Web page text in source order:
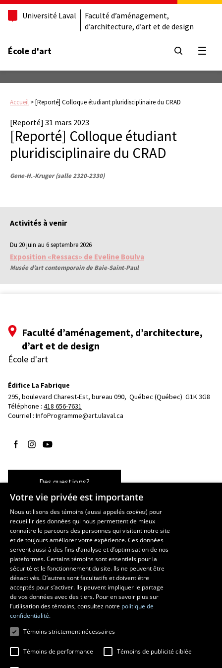
Université Laval
Faculté d’aménagement,
d’architecture, d’art et de design
École d'art
Accueil >[Reporté] Colloque étudiant pluridisciplinaire du CRAD
[Reporté] 31 mars 2023
[Reporté] Colloque étudiant
pluridisciplinaire du CRAD
Gene-H.-Kruger (salle 2320-2330)
Activités à venir
Du 20 juin au 6 septembre 2026
Exposition «Ressacs» de Eveline Boulva
Musée d’art contemporain de Baie-Saint-Paul
Faculté d’aménagement, d’architecture,
d’art et de design
École d'art
Édifice La Fabrique
295, boulevard Charest-Est, bureau 090, Québec (Québec)  G1K 3G8
Téléphone : 418 656-7631
Courriel : InfoProgramme@art.ulaval.ca
Suivez-nous sur Facebook
Suivez-nous sur Instagram
Suivez-nous sur YouTube
Des questions?
Les écoles et la recherche
École supérieure d’aménagement du territoire et de développement
régional
École d’architecture
École de design
Centre de recherche en aménagement et développement
Votre vie privée est importante
Nous utilisons des témoins (aussi appeléscookies) pour
recueillir des données qui nous permettent de mieux
connaître le parcours des personnes qui visitent notre site
et de toujours améliorer votre expérience. Ces données
servent aussi à des fins d’analyse et d’optimisation de nos
plateformes. Certains témoins sont essentiels pour la
sécurité et le fonctionnement du site. Ils ne peuvent être
désactivés. D’autres sont facultatifs et doivent être
acceptés pour s’activer. Ils peuvent impliquer le partage
de vos données avec des tiers. Pour en savoir plus sur
l’utilisation des témoins, consultez notre politique de
confidentialité.
Témoins strictement nécessaires
Témoins de performance Témoins de publicité ciblée